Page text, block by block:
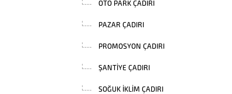
OTO PARK ÇADIRI
PAZAR ÇADIRI
PROMOSYON ÇADIRI
ŞANTIYE ÇADIRI
SOĞUK İKLIM ÇADIRI